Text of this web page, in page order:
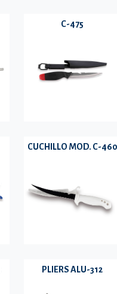
C-475
CUCHILLO MOD. C-460
PLIERS ALU-312